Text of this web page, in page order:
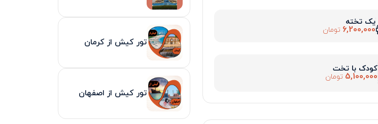
یک تخته
6,200,000 تومان
کودک با تخت
5,100,000 تومان
تور کیش از کرمان
تور کیش از اصفهان